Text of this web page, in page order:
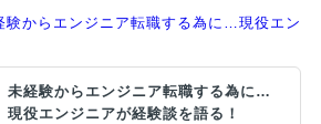
験からエンジニア転職する為に…現役エン
未経験からエンジニア転職する為に…
現役エンジニアが経験談を語る！